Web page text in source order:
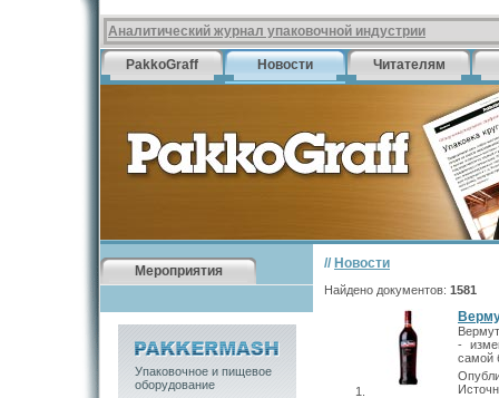
Аналитический журнал упаковочной индустрии
PakkoGraff Новости Читателям
Мероприятия
Упаковочное и пищевое
оборудование
// Новости
Найдено документов: 1581
-
самой